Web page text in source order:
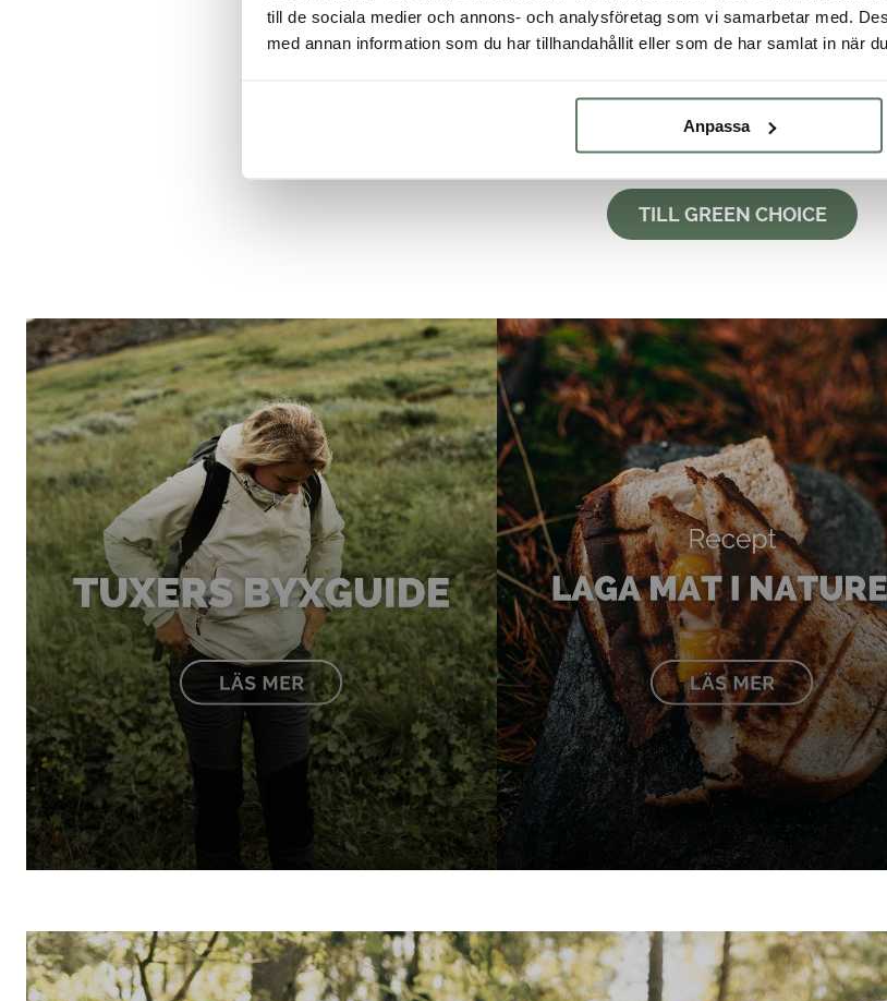
till de sociala medier och annons- och analysföretag som vi samarbetar med.
med annan information som du har tillhandahållit eller som de har samlat in när
Anpassa
Green choice
medvetet!
TILL GREEN CHOICE